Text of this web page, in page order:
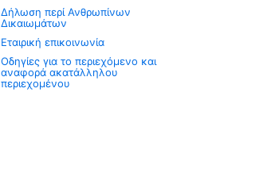
Δήλωση περί Ανθρωπίνων
Δικαιωμάτων
Εταιρική επικοινωνία
Οδηγίες για το περιεχόμενο και
αναφορά ακατάλληλου
περιεχομένου